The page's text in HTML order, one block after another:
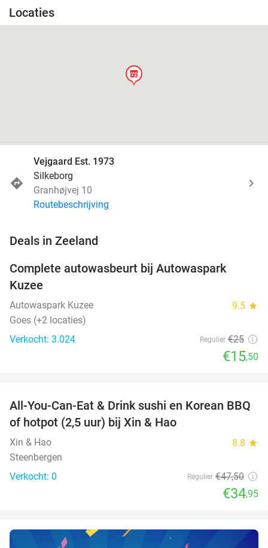
Locaties
store
Vejgaard Est. 1973
Silkeborg
Granhøjvej 10
Routebeschrijving
Deals in Zeeland
Complete autowasbeurt bij Autowaspark
Kuzee
Autowaspark Kuzee 9.5 star
Goes (+2 locaties)
Verkocht: 3.024
Regulier €25
€15,50
26%
TODAY
All-You-Can-Eat & Drink sushi en Korean BBQ
of hotpot (2,5 uur) bij Xin & Hao
Xin & Hao 8.8 star
Steenbergen
Verkocht: 0
Regulier €47,50
€34,95